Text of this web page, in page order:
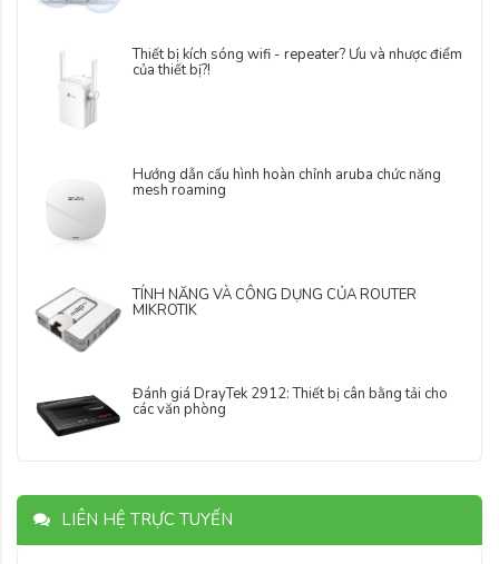
Thiết bị kích sóng wifi - repeater? Ưu và nhược điểm
của thiết bị?!
Hướng dẫn cấu hình hoàn chỉnh aruba chức năng
mesh roaming
TÍNH NĂNG VÀ CÔNG DỤNG CỦA ROUTER
MIKROTIK
Đánh giá DrayTek 2912: Thiết bị cân bằng tải cho
các văn phòng
LIÊN HỆ TRỰC TUYẾN